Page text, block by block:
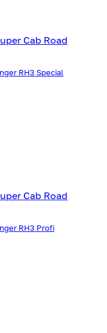
RH3 Special
RH3 Profi